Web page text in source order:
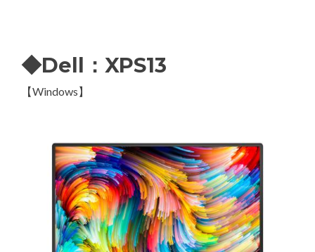
◆Dell：XPS13
【Windows】